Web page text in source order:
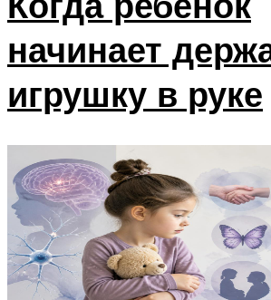
начинает
игрушку в руке